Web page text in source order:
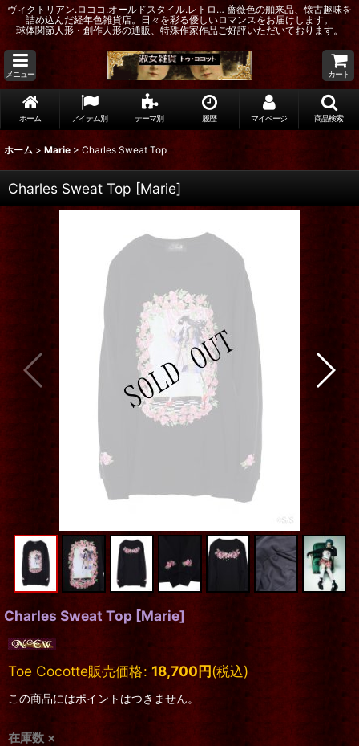
ヴィクトリアン.ロココ.オールドスタイル.レトロ… 薔薇色の舶来品、懐古趣味を
詰め込んだ経年色雑貨店。日々を彩る優しいロマンスをお届けします。
球体関節人形・創作人形の通販、特殊作家作品ご好評いただいております。
メニュー カート
ホーム アイテム別 テーマ別 履歴 マイページ 商品検索
ホーム > Marie > Charles Sweat Top
Charles Sweat Top [Marie]
Charles Sweat Top [Marie]
Toe Cocotte販売価格: 18,700円(税込)
この商品にはポイントはつきません。
在庫数 ×